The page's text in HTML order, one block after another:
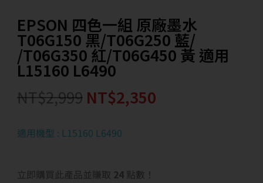
EPSON 四色一組 原廠墨水
T06G150 黑/T06G250 藍/
/T06G350 紅/T06G450 黃 適用
L15160 L6490
NT$2,999 NT$2,350
適用機型 : L15160 L6490
立即購買此產品並賺取 24 點數！